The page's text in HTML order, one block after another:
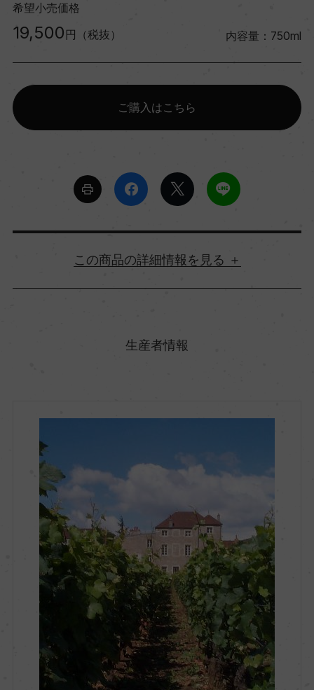
希望小売価格
19,500 円（税抜） 内容量：750ml
ご購入はこちら
詳細情報
地区名
コート・ド・ニュイ
スティルワイン
生産者情報